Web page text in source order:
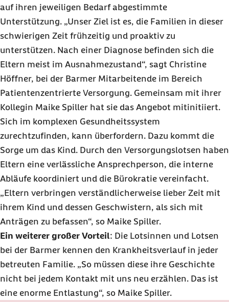
auf ihren jeweiligen Bedarf abgestimmte
Unterstützung. „Unser Ziel ist es, die Familien in dieser
schwierigen Zeit frühzeitig und proaktiv zu
unterstützen. Nach einer Diagnose befinden sich die
Eltern meist im Ausnahmezustand“, sagt Christine
Höffner, bei der Barmer Mitarbeitende im Bereich
Patientenzentrierte Versorgung. Gemeinsam mit ihrer
Kollegin Maike Spiller hat sie das Angebot mitinitiiert.
Sich im komplexen Gesundheitssystem
zurechtzufinden, kann überfordern. Dazu kommt die
Sorge um das Kind. Durch den Versorgungslotsen haben
Eltern eine verlässliche Ansprechperson, die interne
Abläufe koordiniert und die Bürokratie vereinfacht.
„Eltern verbringen verständlicherweise lieber Zeit mit
ihrem Kind und dessen Geschwistern, als sich mit
Anträgen zu befassen“, so Maike Spiller.
Ein weiterer großer Vorteil: Die Lotsinnen und Lotsen
bei der Barmer kennen den Krankheitsverlauf in jeder
betreuten Familie. „So müssen diese ihre Geschichte
nicht bei jedem Kontakt mit uns neu erzählen. Das ist
eine enorme Entlastung“, so Maike Spiller.